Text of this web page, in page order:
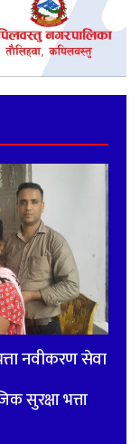
नवीकरण सेवा
सुरक्षा भत्ता